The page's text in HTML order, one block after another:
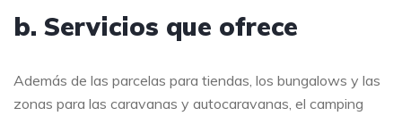
b. Servicios que ofrece
Además de las parcelas para tiendas, los bungalows y las
zonas para las caravanas y autocaravanas, el camping